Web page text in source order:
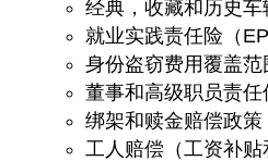
经典，收藏和历史车
就业实践责任险（
身份盗窃费用覆盖范
董事和高级职员责任
绑架和赎金赔偿政策
工人赔偿（工资补贴